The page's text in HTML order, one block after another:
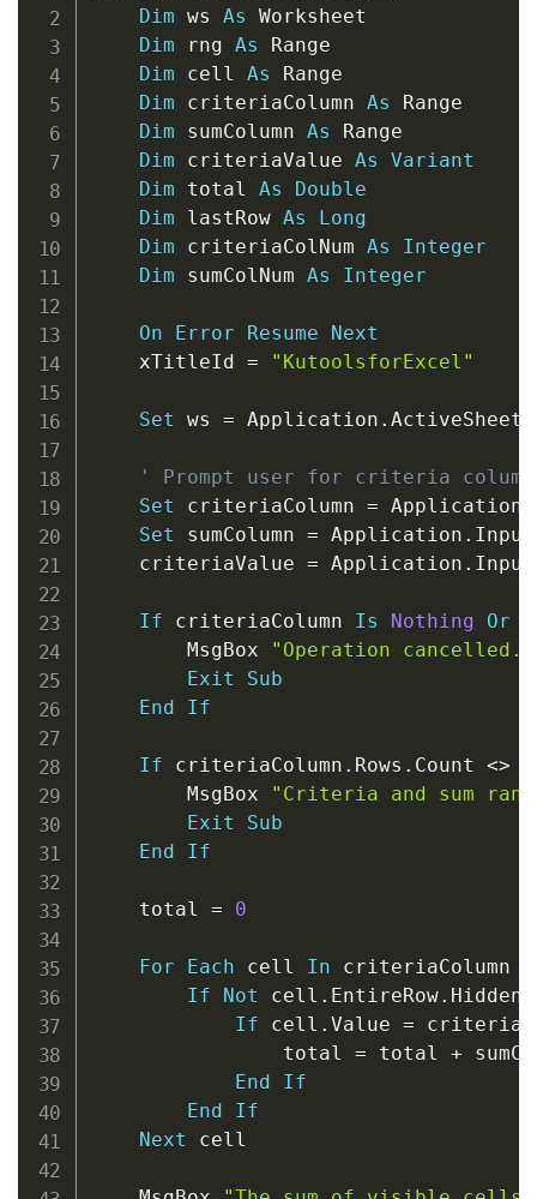
Dim ws As Worksheet
Dim rng As Range
Dim cell As Range
Dim criteriaColumn As Range
Dim sumColumn As Range
Dim criteriaValue As
Variant
Dim total As
Double
Dim lastRow As
Long
Dim criteriaColNum As
Integer
Dim sumColNum As Integer
On Error Resume
Next
    xTitleId
= "KutoolsforExcel"
Set ws = Application . ActiveSheet
' Prompt user for criteria column
Set criteriaColumn = Application
Set sumColumn = Application .
    criteriaValue
= Application .
If criteriaColumn Is Nothing Or
        MsgBox
"Operation cancelled."
Exit
Sub
End
If
If criteriaColumn . Rows . Count <>
        MsgBox
"Criteria and sum
Exit
Sub
End
If
    total
= 0
For Each cell In criteriaColumn
If
Not cell . EntireRow. Hidden
If cell . Value =
                total
= total +
End
If
End
If
Next cell